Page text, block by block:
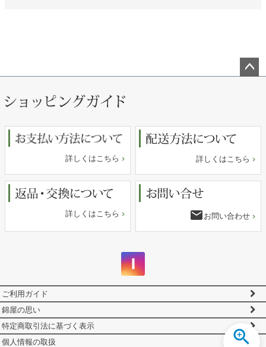
詳しくはこちら 詳しくはこちら
詳しくはこちら email お問い合わせ
ご利用ガイド
錦屋の思い
特定商取引法に基づく表示
個人情報の取扱